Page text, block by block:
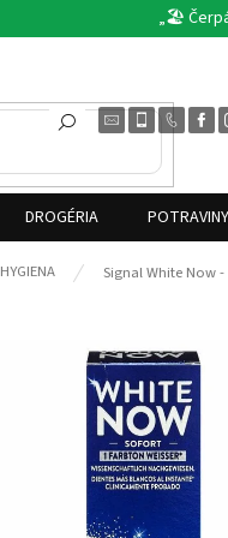
„🏖️
DROGÉRIA POTRAVINY
HYGIENA Signal White Now